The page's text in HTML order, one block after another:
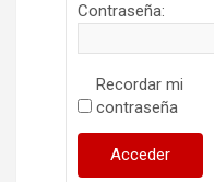
Contraseña:
Recordar mi
contraseña
Acceder